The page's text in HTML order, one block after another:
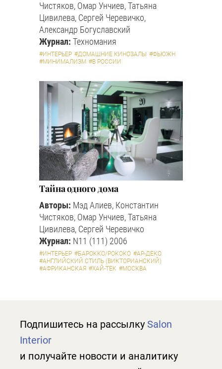
Чистяков, Омар Унчиев, Татьяна
Цивилева, Сергей Черевичко,
Александр Богуславский
Журнал: Техномания
#ИНТЕРЬЕР #ДОМАШНИЕ КИНОЗАЛЫ #ФЬЮЖН
#МИНИМАЛИЗМ #В РОССИИ
Тайна одного дома
Авторы: Мэд Алиев, Константин
Чистяков, Омар Унчиев, Татьяна
Цивилева, Сергей Черевичко
Журнал: N11 (111) 2006
#ИНТЕРЬЕР #БАРОККО/РОКОКО #АР-ДЕКО
#АНГЛИЙСКИЙ СТИЛЬ (ВИКТОРИАНСКИЙ)
#АФРИКАНСКАЯ #ХАЙ-ТЕК #МОСКВА
Подпишитесь на рассылку Salon
Interior
и получайте новости и аналитику